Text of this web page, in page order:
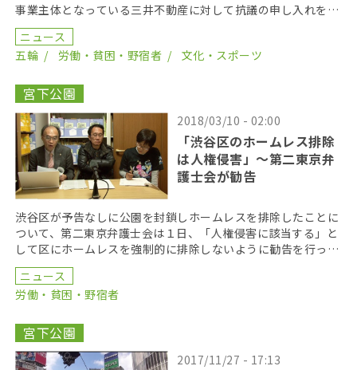
事業主体となっている三井不動産に対して抗議の申し入れを行
った。 今回、申し入れを行ったのは、宮下公園の再開発 […]
ニュース
五輪
労働・貧困・野宿者 文化・スポーツ
宮下公園
2018/03/10 - 02:00
「渋谷区のホームレス排除
は人権侵害」～第二東京弁
護士会が勧告
渋谷区が予告なしに公園を封鎖しホームレスを排除したことに
ついて、第二東京弁護士会は１日、「人権侵害に該当する」と
して区にホームレスを強制的に排除しないように勧告を行っ
た。 申し立てを行っていたのは、ホームレスや支援者ら７
[…]
ニュース
労働・貧困・野宿者
宮下公園
2017/11/27 - 17:13